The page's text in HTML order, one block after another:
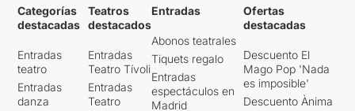
Categorías
destacadas
Entradas
teatro
Entradas
danza
Teatros
destacados
Entradas
Teatro Tívoli
Entradas
Teatro
Entradas
Abonos teatrales
Tiquets regalo
Entradas
espectáculos en
Madrid
Ofertas
destacadas
Descuento El
Mago Pop 'Nada
es imposible'
Descuento Ànima